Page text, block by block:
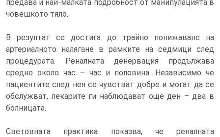
предава и най-малката подробност от манипулацията в
човешкото тяло.
В резултат се достига до трайно понижаване на
артериалното налягане в рамките на седмици след
процедурата. Реналната денервация продължава
средно около час – час и половина. Независимо че
пациентите след нея се чувстват добре и могат да се
обслужват, лекарите ги наблюдават още ден – два в
болницата.
Световната практика показва, че реналната